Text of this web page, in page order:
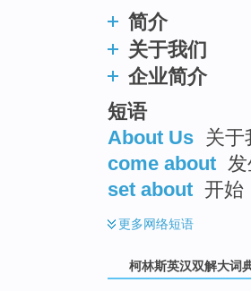
简介
关于我们
企业简介
短语
About Us 关于
come about
set about 开始
更多网络短语
柯林斯英汉双解大词